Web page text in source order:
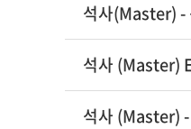
석사(Master)
석사 (Master)
석사 (Master)